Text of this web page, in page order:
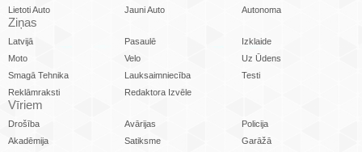
Lietoti Auto Jauni Auto Autonoma
Ziņas
Latvijā Pasaulē
Izklaide
Moto
Velo
Uz Ūdens
Smagā Tehnika
Lauksaimniecība
Testi
Reklāmraksti
Redaktora Izvēle
Vīriem
Drošība Avārijas
Policija
Akadēmija
Satiksme
Garāžā